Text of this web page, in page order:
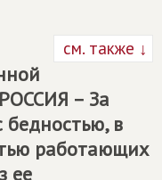
см. также ↓
– За
бедностью, в
работающих
ее